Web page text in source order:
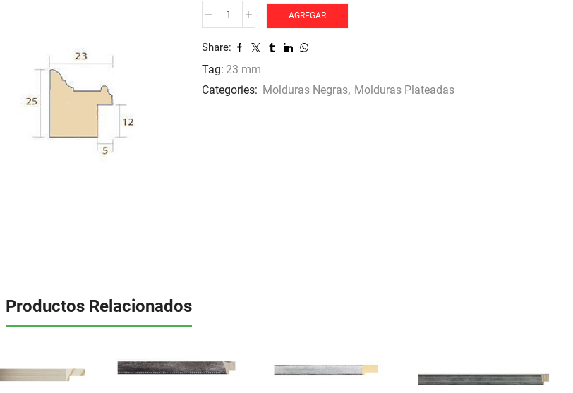
MOLDURA
cantidad
AGREGAR
Share:
Tag: 23 mm
Categories: Molduras Negras, Molduras Plateadas
Productos Relacionados